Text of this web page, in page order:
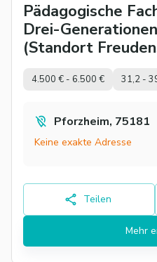
Pädagogische
Drei-
(Standort
4.500 € - 6.500 € 31,2 -
Pforzheim, 75181
Keine exakte Adresse
Teilen
Mehr